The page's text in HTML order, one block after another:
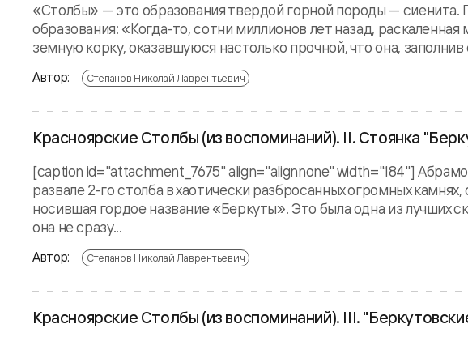
«Столбы» — это образования твердой горной породы — сиенита.
образования: «Когда-то, сотни миллионов лет назад,
земную корку, оказавшуюся настолько прочной, что она,
Автор: Степанов Николай Лаврентьевич
Красноярские Столбы (из воспоминаний). II. Стоянка
[caption id="attachment_7675" align="alignnone" width="184"]
развале 2-го столба в хаотически разбросанных огромных камнях,
носившая гордое название «Беркуты». Это была одна из лучших
она не сразу...
Автор: Степанов Николай Лаврентьевич
Красноярские Столбы (из воспоминаний). III.